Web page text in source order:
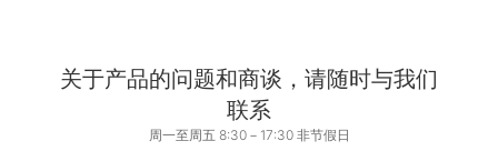
关于产品的问题和商谈，请随时与我们
联系
周一至周五 8:30－17:30 非节假日